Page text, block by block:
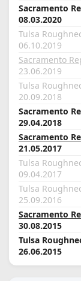
Sacramento
08.03.2020
Tulsa
06.10.2019
Sacramento
23.06.2019
Tulsa
20.09.2018
Sacramento
29.04.2018
Sacramento
21.05.2017
Tulsa
09.04.2017
Tulsa
25.09.2016
Sacramento
30.08.2015
Tulsa
26.06.2015